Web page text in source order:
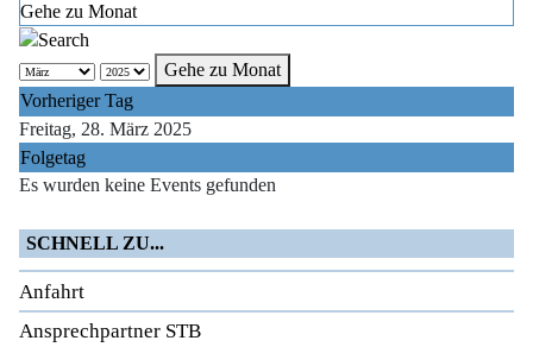
Gehe zu Monat
Gehe zu Monat
Vorheriger Tag
Freitag, 28. März 2025
Folgetag
Es wurden keine Events gefunden
SCHNELL ZU...
Anfahrt
Ansprechpartner STB